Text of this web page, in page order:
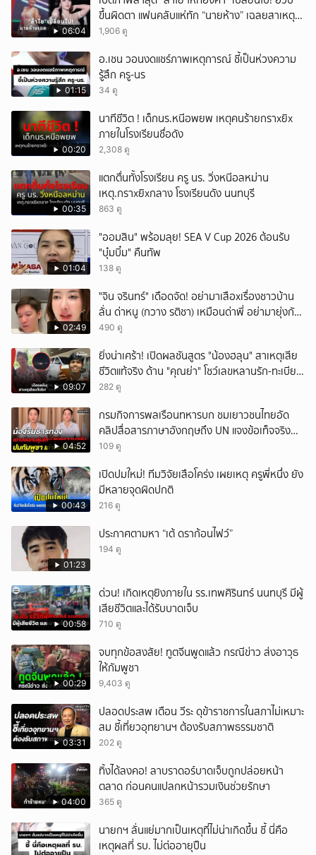
06:04
ขึ้นผิดตา แฟนคลับแห่ทัก “นายห้าง” เฉลยสาเหตุ
ชัด!
1,906 ดู
01:15
อ.เชน วอนงดแชร์ภาพเหตุการณ์ ชี้เป็นห่วงความ
รู้สึก ครู-นร
34 ดู
00:20
นาทีชีวิต ! เด็กนร.หนีอพยพ เหตุคนร้ายกราxยิx
ภายในโรงเรียนชื่อดัง
2,308 ดู
00:35
แตกตื่นทั้งโรงเรียน ครู นร. วิ่งหนีอลหม่าน
เหตุ.กราxยิxกลาง โรงเรียนดัง นนทบุรี
863 ดู
01:04
"ออมสิน" พร้อมลุย! SEA V Cup 2026 ต้อนรับ
"บุ๋มบิ๋ม" คืนทัพ
138 ดู
02:49
ั่"จิน จรินทร์" เดือดจัด! อย่ามาเสือxเรื่องชาวบ้าน
ลั่น ด่าหนู (กวาง รติชา) เหมือนด่าพี่ อย่ามายุ่งกับ
คนของผม จบ!!!
490 ดู
09:07
ยิ่งน่าเศร้า! เปิดผลชันสูตร "น้องฮลุน" สาเหตุเสีย
ชีวิตแท้จริง ด้าน "คุณย่า" โชว์เลขหลานรัก-ทะเบียน
รถเคลื่อนร่าง!
282 ดู
04:52
กรมกิจการพลเรือนทหารบก ชมเยาวชนไทยอัด
คลิปสื่อสารภาษาอังกฤษถึง UN แจงข้อเท็จจริง
ประวัติศาสตร์มนุษยธรรมไทย
109 ดู
00:43
เปิดปมใหม่! ทีมวิจัยเสือโคร่ง เผยเหตุ ครูพี่หนึ่ง ยัง
มีหลายจุดผิดปกติ
216 ดู
01:23
ประกาศตามหา “เต้ ดราก้อนไฟว์”
194 ดู
00:58
ด่วน! เกิดเหตุยิงภายใน รร.เทพศิรินทร์ นนทบุรี มีผู้
เสียชีวิตและได้รับบาดเจ็บ
710 ดู
00:29
จบทุกข้อสงสัย! ทูตจีนพูดแล้ว กรณีข่าว ส่งอาวุธ
ให้กัมพูชา
9,403 ดู
03:31
ปลอดประสพ เตือน วีระ ดุข้าราชการในสภาไม่เหมาะ
สม ชี้เที่ยวอุทยานฯ ต้องรับสภาพธรรมชาติ
202 ดู
04:00
ทิ้งได้ลงคอ! ลาบราดอร์บาดเจ็บถูกปล่อยหน้า
ตลาด ก่อนคนแปลกหน้ารวมเงินช่วยรักษา
365 ดู
นายกฯ ลั่นแย่มากเป็นเหตุที่ไม่น่าเกิดขึ้น ชี้ นี่คือ
เหตุผลที่ รบ. ไม่ต่ออายุปืน